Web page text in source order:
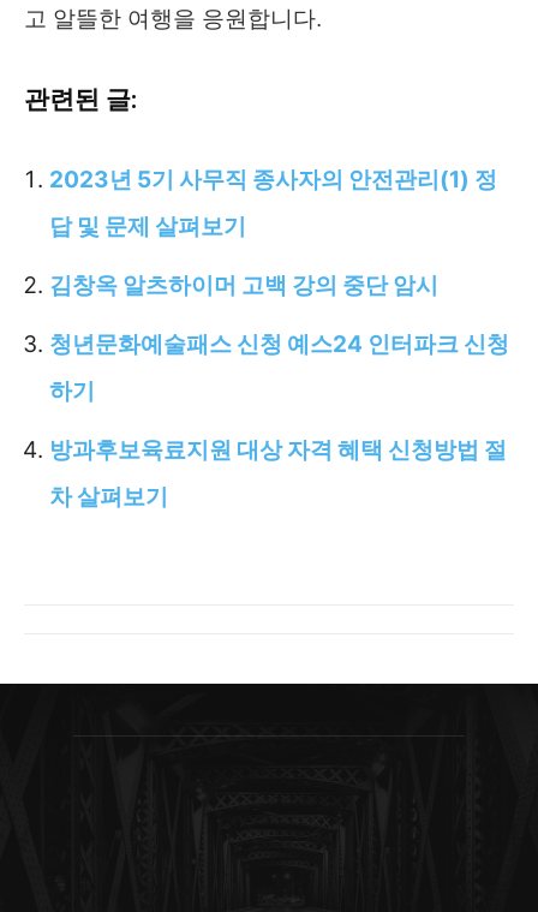
고 알뜰한 여행을 응원합니다.
관련된 글:
2023년 5기 사무직 종사자의 안전관리(1) 정
답 및 문제 살펴보기
김창옥 알츠하이머 고백 강의 중단 암시
청년문화예술패스 신청 예스24 인터파크 신청
하기
방과후보육료지원 대상 자격 혜택 신청방법 절
차 살펴보기